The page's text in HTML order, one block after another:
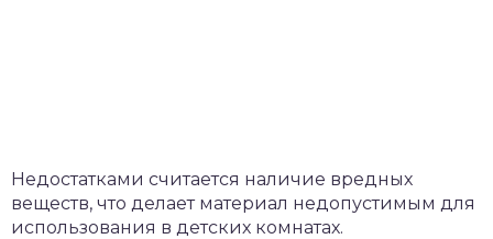
Недостатками считается наличие вредных
веществ, что делает материал недопустимым для
использования в детских комнатах.